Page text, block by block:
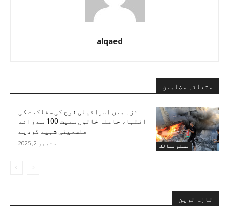
alqaed
متعلقہ مضامین
مسلم ممالک
غزہ میں اسرائیلی فوج کی سفاکیت کی
انتہا، حاملہ خاتون سمیت 100 سے زائد
فلسطینی شہید کردیے
ستمبر 2, 2025
تازہ ترین